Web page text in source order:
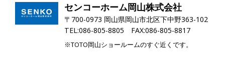
センコーホーム岡山株式会社
〒700-0973 岡山県岡山市北区下中野363-102
TEL:086-805-8805 FAX:086-805-8817
※TOTO岡山ショールームのすぐ近くです。